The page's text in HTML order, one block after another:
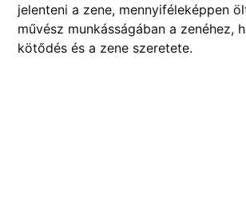
jelenteni a zene, mennyiféleképpen
művész munkásságában a zenéhez,
kötődés és a zene szeretete.